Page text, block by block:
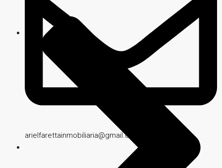
arielfarettainmobiliaria@gmail.com